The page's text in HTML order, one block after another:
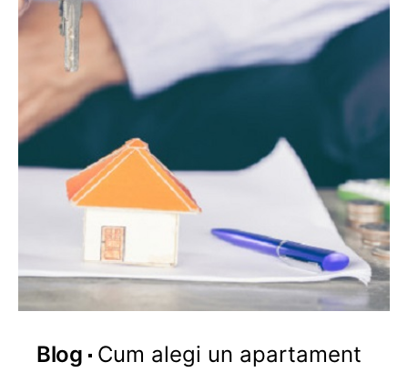
Blog
Cum alegi un apartament